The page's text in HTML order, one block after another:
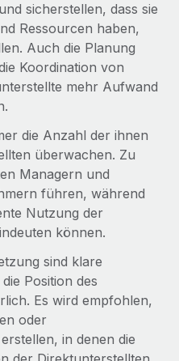
sicherstellen, dass sie
Ressourcen haben,
Auch die Planung
Koordination von
mehr Aufwand
die Anzahl der ihnen
überwachen. Zu
Managern und
führen, während
Nutzung der
können.
sind klare
Position des
Es wird empfohlen,
oder
in denen die